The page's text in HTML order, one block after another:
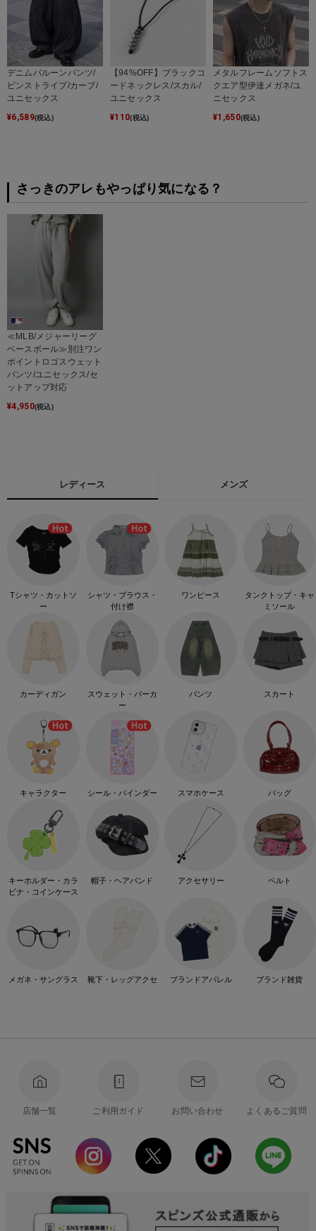
デニムバルーンパンツ/
ピンストライプ/カーブ/
ユニセックス
¥6,589(税込)
【94%OFF】ブラックコ
ードネックレス/スカル/
ユニセックス
¥110(税込)
メタルフレームソフトス
クエア型伊達メガネ/ユ
ニセックス
¥1,650(税込)
さっきのアレもやっぱり気になる？
≪MLB/メジャーリーグ
ベースボール≫別注ワン
ポイントロゴスウェット
パンツ/ユニセックス/セ
ットアップ対応
¥4,950(税込)
レディース メンズ
Tシャツ・カットソ
ー
シャツ・ブラウス・
付け襟
ワンピース
タンクトップ・キャ
ミソール
カーディガン
スウェット・パーカ
ー
パンツ スカート
キャラクター シール・バインダー スマホケース バッグ
キーホルダー・カラ
ビナ・コインケース
帽子・ヘアバンド アクセサリー ベルト
メガネ・サングラス 靴下・レッグアクセ ブランドアパレル ブランド雑貨
店舗一覧 ご利用ガイド お問い合わせ よくあるご質問